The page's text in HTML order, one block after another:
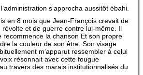
s’approcha aussitôt ébahi.
en 8 mois que Jean-François crevait de
révolte et de guerre contre lui-même. Il
recommence la chanson Et son propre
la couleur de son être. Son visage
m’apparut ressembler à celui
résonnait avec cette fougue
travers des marais institutionnalisés du